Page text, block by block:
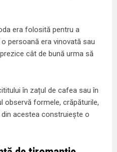
era folosită pentru a
persoană era vinovată sau
cât de bună urma să
în zațul de cafea sau în
observă formele, crăpăturile,
acestea construiește o